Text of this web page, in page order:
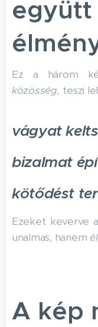
együtt
Ez a három
közösség, teszi
vágyat
bizalmat
kötődést
Ezeket keverve
unalmas, hanem
A kép